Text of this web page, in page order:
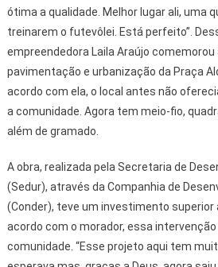
ótima a qualidade. Melhor lugar ali, uma
treinarem o futevôlei. Está perfeito”.
empreendedora Laila Araújo comemorou
pavimentação e urbanização da Praça
acordo com ela, o local antes não
a comunidade. Agora tem meio-fio,
além de gramado.
A obra, realizada pela Secretaria de
(Sedur), através da Companhia de
(Conder), teve um investimento superior
acordo com o morador, essa
comunidade. “Esse projeto aqui tem